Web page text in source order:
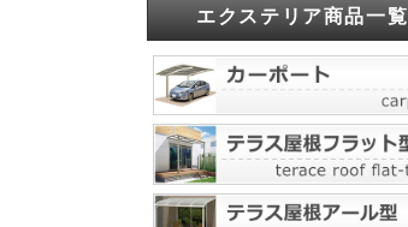
エクステリア商品一覧